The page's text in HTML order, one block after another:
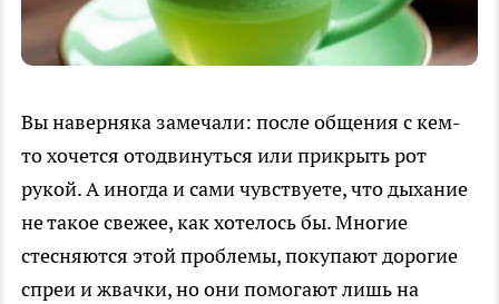
Вы наверняка замечали: после общения с кем-
то хочется отодвинуться или прикрыть рот
рукой. А иногда и сами чувствуете, что дыхание
не такое свежее, как хотелось бы. Многие
стесняются этой проблемы, покупают дорогие
спреи и жвачки, но они помогают лишь на